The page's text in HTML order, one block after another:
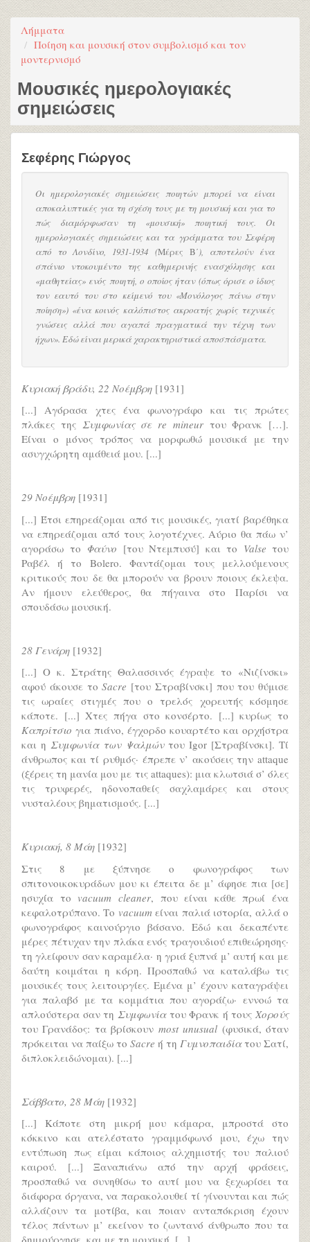
Λήμματα
Ποίηση και μουσική στον συμβολισμό και τον
μοντερνισμό
Μουσικές ημερολογιακές
σημειώσεις
Σεφέρης Γιώργος
Οι ημερολογιακές σημειώσεις ποιητών μπορεί να είναι
αποκαλυπτικές για τη σχέση τους με τη μουσική και για το
πώς διαμόρφωσαν τη «μουσική» ποιητική τους. Οι
ημερολογιακές σημειώσεις και τα γράμματα του Σεφέρη
από το Λονδίνο, 1931-1934 (Μέρες Β΄), αποτελούν ένα
σπάνιο ντοκουμέντο της καθημερινής ενασχόλησης και
«μαθητείας» ενός ποιητή, ο οποίος ήταν (όπως όρισε ο ίδιος
τον εαυτό του στο κείμενό του «Μονόλογος πάνω στην
ποίηση») «ένα κοινός καλόπιστος ακροατής χωρίς τεχνικές
γνώσεις αλλά που αγαπά πραγματικά την τέχνη των
ήχων». Εδώ είναι μερικά χαρακτηριστικά αποσπάσματα.
Κυριακή βράδυ, 22 Νοέμβρη [1931]
[...] Αγόρασα χτες ένα φωνογράφο και τις πρώτες
πλάκες της Συμφωνίας σε re mineurτου Φρανκ […].
Είναι ο μόνος τρόπος να μορφωθώ μουσικά με την
ασυγχώρητη αμάθειά μου. [...]
29 Νοέμβρη [1931]
[...] Έτσι επηρεάζομαι από τις μουσικές, γιατί βαρέθηκα
να επηρεάζομαι από τους λογοτέχνες. Αύριο θα πάω ν’
αγοράσω το Φαύνο [του Ντεμπυσύ] και το Valse του
Ραβέλ ή το Bolero. Φαντάζομαι τους μελλούμενους
κριτικούς που δε θα μπορούν να βρουν ποιους έκλεψα.
Αν ήμουν ελεύθερος, θα πήγαινα στο Παρίσι να
σπουδάσω μουσική.
28 Γενάρη [1932]
[...] Ο κ. Στράτης Θαλασσινός έγραψε το «Νιζίνσκι»
αφού άκουσε τοSacre [του Στραβίνσκι] που του θύμισε
τις ωραίες στιγμές που ο τρελός χορευτής κόσμησε
κάποτε. [...] Χτες πήγα στο κονσέρτο. [...] κυρίως το
Καπρίτσιο για πιάνο, έγχορδο κουαρτέτο και ορχήστρα
και ηΣυμφωνία των Ψαλμώντου Igor [Στραβίνσκι]. Τί
άνθρωπος και τί ρυθμός· έπρεπε ν’ ακούσεις την attaque
(ξέρεις τη μανία μου με τις attaques): μια κλωτσιά σ’ όλες
τις τρυφερές, ηδονοπαθείς σαχλαμάρες και στους
νυσταλέους βηματισμούς. [...]
Κυριακή, 8 Μάη [1932]
Στις 8 με ξύπνησε ο φωνογράφος των
σπιτονοικοκυράδων μου κι έπειτα δε μ’ άφησε πια [σε]
ησυχία το vacuum cleaner, που είναι κάθε πρωί ένα
κεφαλοτρύπανο. Το vacuumείναι παλιά ιστορία, αλλά ο
φωνογράφος καινούργιο βάσανο. Εδώ και δεκαπέντε
μέρες πέτυχαν την πλάκα ενός τραγουδιού επιθεώρησης·
τη γλείφουν σαν καραμέλα· η γριά ξυπνά μ’ αυτή και με
δαύτη κοιμάται η κόρη. Προσπαθώ να καταλάβω τις
μουσικές τους λειτουργίες. Εμένα μ’ έχουν καταγράψει
για παλαβό με τα κομμάτια που αγοράζω· εννοώ τα
απλούστερα σαν τη Συμφωνίατου Φρανκ ή τους Χορούς
του Γρανάδος: τα βρίσκουν most unusual (φυσικά, όταν
πρόκειται να παίξω το Sacre ή τη Γυμνοπαιδίατου Σατί,
διπλοκλειδώνομαι). [...]
Σάββατο, 28 Μάη [1932]
[...] Κάποτε στη μικρή μου κάμαρα, μπροστά στο
κόκκινο και ατελέστατο γραμμόφωνό μου, έχω την
εντύπωση πως είμαι κάποιος αλχημιστής του παλιού
καιρού. [...] Ξαναπιάνω από την αρχή φράσεις,
προσπαθώ να συνηθίσω το αυτί μου να ξεχωρίσει τα
διάφορα όργανα, να παρακολουθεί τί γίνουνται και πώς
αλλάζουν τα μοτίβα, και ποιαν ανταπόκριση έχουν
τέλος πάντων μ’ εκείνον το ζωντανό άνθρωπο που τα
δημιούργησε, και με τη μουσική. [...]